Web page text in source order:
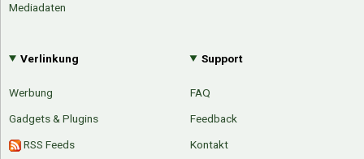
Mediadaten
Verlinkung
Werbung
Gadgets & Plugins
RSS Feeds
Support
FAQ
Feedback
Kontakt